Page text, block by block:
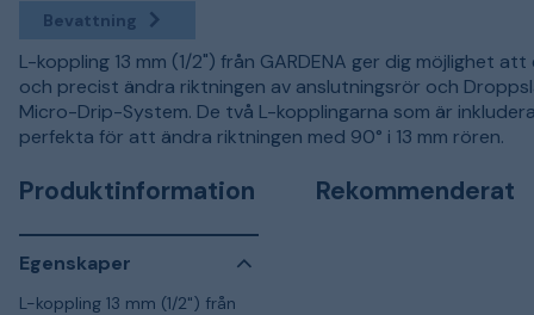
Bevattning
L-koppling 13 mm (1/2") från GARDENA ger dig möjlighet
och precist ändra riktningen av anslutningsrör och
Micro-Drip-System. De två L-kopplingarna som är
perfekta för att ändra riktningen med 90° i 13 mm rören.
Produktinformation
Egenskaper
L-koppling 13 mm (1/2") från
Rekommenderat